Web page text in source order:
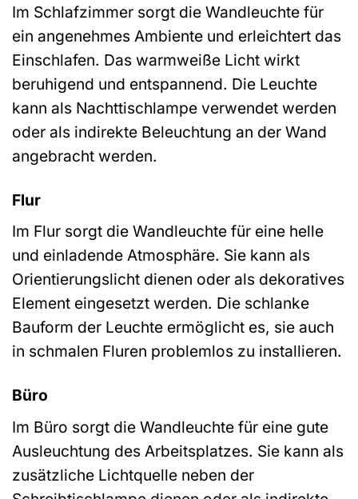
Im Schlafzimmer sorgt die Wandleuchte für
ein angenehmes Ambiente und erleichtert das
Einschlafen. Das warmweiße Licht wirkt
beruhigend und entspannend. Die Leuchte
kann als Nachttischlampe verwendet werden
oder als indirekte Beleuchtung an der Wand
angebracht werden.
Flur
Im Flur sorgt die Wandleuchte für eine helle
und einladende Atmosphäre. Sie kann als
Orientierungslicht dienen oder als dekoratives
Element eingesetzt werden. Die schlanke
Bauform der Leuchte ermöglicht es, sie auch
in schmalen Fluren problemlos zu installieren.
Büro
Im Büro sorgt die Wandleuchte für eine gute
Ausleuchtung des Arbeitsplatzes. Sie kann als
zusätzliche Lichtquelle neben der